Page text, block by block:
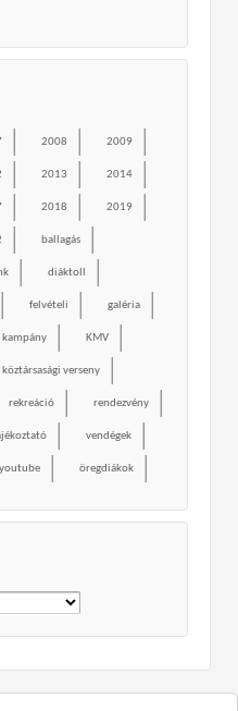
2008 2009
2013 2014
2018 2019
ballagás
diáktoll
felvételi galéria
kampány KMV
köztársasági verseny
rekreáció rendezvény
vendégek
youtube öregdiákok